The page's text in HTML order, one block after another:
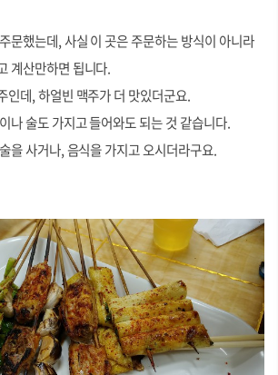
문했는데, 사실 이 곳은 주문하는 방식이 아니라
계산만하면 됩니다.
인데, 하얼빈 맥주가 더 맛있더군요.
나 술도 가지고 들어와도 되는 것 같습니다.
을 사거나, 음식을 가지고 오시더라구요.